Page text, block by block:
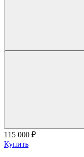
115 000 ₽
Купить